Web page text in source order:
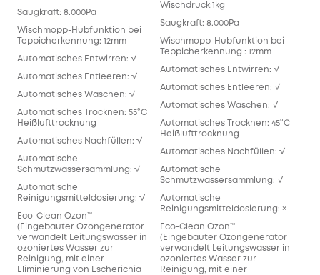
Saugkraft: 8.000Pa
Wischmopp-Hubfunktion bei
Teppicherkennung: 12mm
Automatisches Entwirren: √
Automatisches Entleeren: √
Automatisches Waschen: √
Automatisches Trocknen: 55°C
Heißlufttrocknung
Automatisches Nachfüllen: √
Automatische
Schmutzwassersammlung: √
Automatische
Reinigungsmitteldosierung: √
Eco-Clean Ozon™️
(Eingebauter Ozongenerator
verwandelt Leitungswasser in
ozoniertes Wasser zur
Reinigung, mit einer
Eliminierung von Escherichia
Wischdruck:1kg
Saugkraft: 8.000Pa
Wischmopp-Hubfunktion bei
Teppicherkennung : 12mm
Automatisches Entwirren: √
Automatisches Entleeren: √
Automatisches Waschen: √
Automatisches Trocknen: 45°C
Heißlufttrocknung
Automatisches Nachfüllen: √
Automatische
Schmutzwassersammlung: √
Automatische
Reinigungsmitteldosierung: ×
Eco-Clean Ozon™️
(Eingebauter Ozongenerator
verwandelt Leitungswasser in
ozoniertes Wasser zur
Reinigung, mit einer